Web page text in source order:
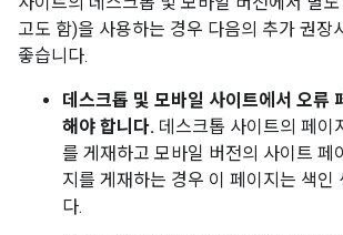
고도 함)을 사용하는 경우 다음의 추가 권장
좋습니다.
데스크톱 및 모바일 사이트에서 오류
해야 합니다. 데스크톱 사이트의 페이
를 게재하고 모바일 버전의 사이트 페
지를 게재하는 경우 이 페이지는 색인
다.